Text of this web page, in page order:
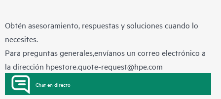
Obtén asesoramiento, respuestas y soluciones cuando lo
necesites.
Para preguntas generales,envíanos un correo electrónico a
la dirección hpestore.quote-request@hpe.com
Chat en directo